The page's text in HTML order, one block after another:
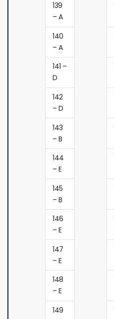
139
– A
140
– A
141 –
D
142
– D
143
– B
144
– E
145
– B
146
– E
147
– E
148
– E
149